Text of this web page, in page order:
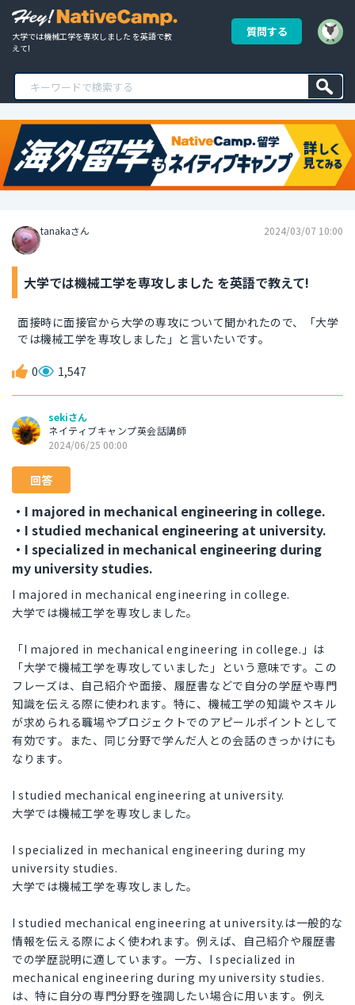
大学では機械工学を専攻しました を英語で教
えて!
質問する
tanakaさん 2024/03/07 10:00
大学では機械工学を専攻しました を英語で教えて!
面接時に面接官から大学の専攻について聞かれたので、「大学
では機械工学を専攻しました」と言いたいです。
0 1,547
sekiさん
ネイティブキャンプ英会話講師
2024/06/25 00:00
回答
・I majored in mechanical engineering in college.
・I studied mechanical engineering at university.
・I specialized in mechanical engineering during
my university studies.
I majored in mechanical engineering in college.
大学では機械工学を専攻しました。
「I majored in mechanical engineering in college.」は
「大学で機械工学を専攻していました」という意味です。この
フレーズは、自己紹介や面接、履歴書などで自分の学歴や専門
知識を伝える際に使われます。特に、機械工学の知識やスキル
が求められる職場やプロジェクトでのアピールポイントとして
有効です。また、同じ分野で学んだ人との会話のきっかけにも
なります。
I studied mechanical engineering at university.
大学では機械工学を専攻しました。
I specialized in mechanical engineering during my
university studies.
大学では機械工学を専攻しました。
I studied mechanical engineering at university.は一般的な
情報を伝える際によく使われます。例えば、自己紹介や履歴書
での学歴説明に適しています。一方、I specialized in
mechanical engineering during my university studies.
は、特に自分の専門分野を強調したい場合に用います。例え